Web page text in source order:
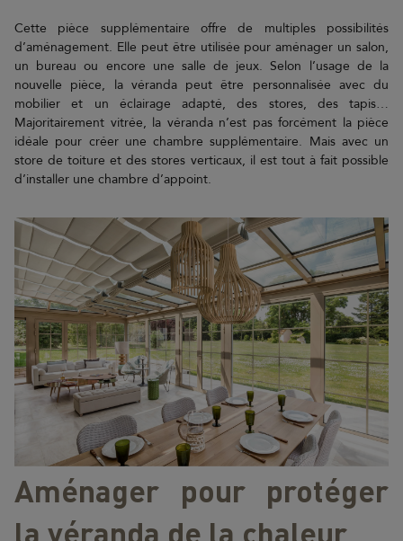
Cette pièce supplémentaire offre de multiples possibilités
d’aménagement. Elle peut être utilisée pour aménager un salon,
un bureau ou encore une salle de jeux. Selon l’usage de la
nouvelle pièce, la véranda peut être personnalisée avec du
mobilier et un éclairage adapté, des stores, des tapis…
Majoritairement vitrée, la véranda n’est pas forcément la pièce
idéale pour créer une chambre supplémentaire. Mais avec un
store de toiture et des stores verticaux, il est tout à fait possible
d’installer une chambre d’appoint.
Aménager pour protéger
la véranda de la chaleur